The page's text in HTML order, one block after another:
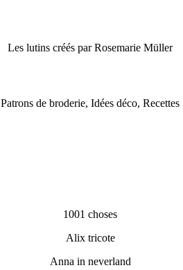
Les lutins créés par Rosemarie Müller
Patrons de broderie, Idées déco, Recettes
1001 choses
Alix tricote
Anna in neverland